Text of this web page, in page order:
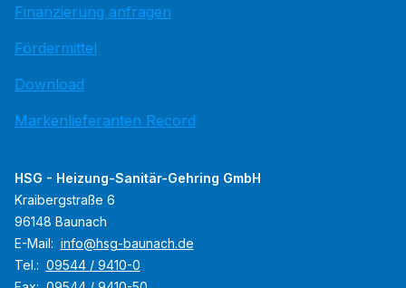
Finanzierung anfragen
Fördermittel
Download
Markenlieferanten Record
HSG - Heizung-Sanitär-Gehring GmbH
Kraibergstraße 6
96148 Baunach
E-Mail: info@hsg-baunach.de
Tel.: 09544 / 9410-0